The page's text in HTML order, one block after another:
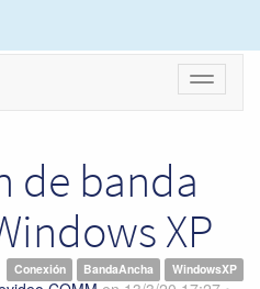
Cambiar
de banda
XP
Conexión BandaAncha WindowsXP